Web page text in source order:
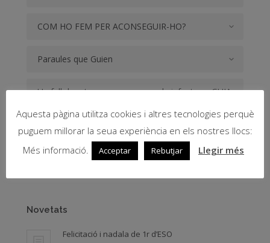
COM HO FEM PER ACONSEGUIR-HO?
Paraules que Guien
Un full de ruta que comença en la infantesa: GUIA
COOPERATIVA D'ORIENTACIÓ ACADÈMICA I
PROFESSIONAL
COMPARTEIX
Novetats
Felicitació i nadala de 1r d’ESO
Aquesta pàgina utilitza cookies i altres tecnologies perquè
puguem millorar la seua experiència en els nostres llocs:
Més informació.
Acceptar Rebutjar Llegir més